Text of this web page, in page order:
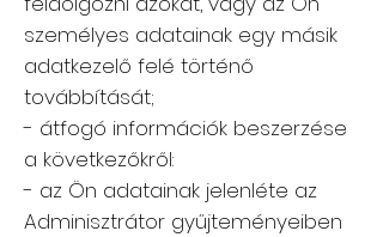
személyes adatainak egy másik
adatkezelő felé történő
továbbítását;
- átfogó információk beszerzése
a következőkről:
- az Ön adatainak jelenléte az
Adminisztrátor gyűjteményeiben